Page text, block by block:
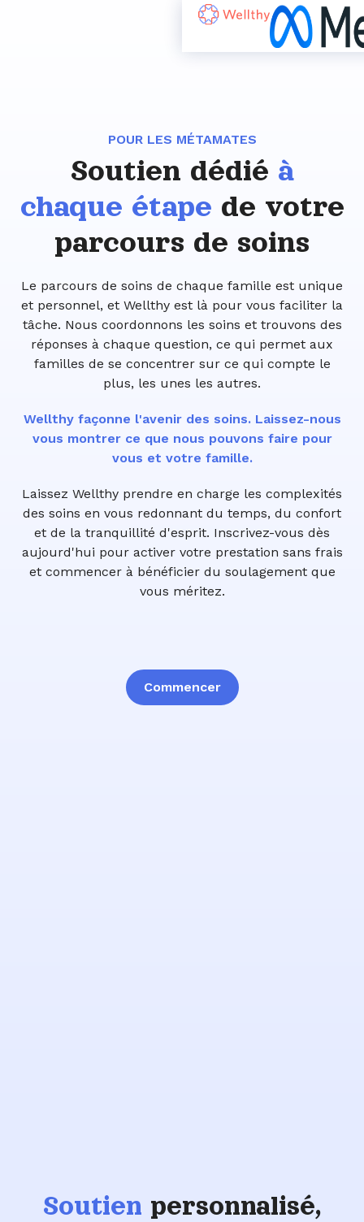
POUR LES MÉTAMATES
Soutien dédié à
chaque étape de votre
parcours de soins
Le parcours de soins de chaque famille est unique
et personnel, et Wellthy est là pour vous faciliter la
tâche. Nous coordonnons les soins et trouvons des
réponses à chaque question, ce qui permet aux
familles de se concentrer sur ce qui compte le
plus, les unes les autres.
Wellthy façonne l'avenir des soins. Laissez-nous
vous montrer ce que nous pouvons faire pour
vous et votre famille.
Laissez Wellthy prendre en charge les complexités
des soins en vous redonnant du temps, du confort
et de la tranquillité d'esprit. Inscrivez-vous dès
aujourd'hui pour activer votre prestation sans frais
et commencer à bénéficier du soulagement que
vous méritez.
Commencer
Soutien personnalisé,